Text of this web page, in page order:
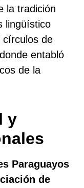
la tradición
lingüístico
círculos de
entabló
de la
y
Paraguayos
de